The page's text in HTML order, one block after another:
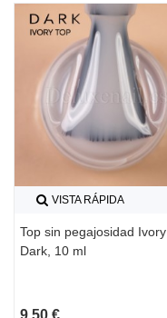
VISTA RÁPIDA
Top sin pegajosidad Ivory
Dark, 10 ml
9,50 €